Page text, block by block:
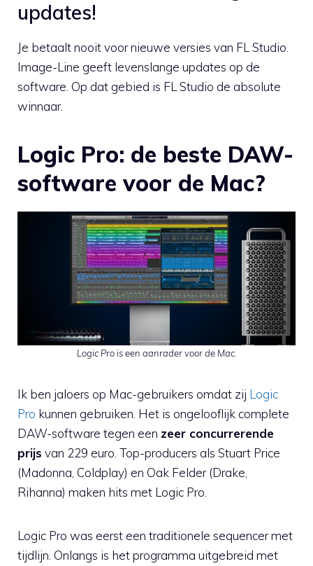
updates!
Je betaalt nooit voor nieuwe versies van FL Studio.
Image-Line geeft levenslange updates op de
software. Op dat gebied is FL Studio de absolute
winnaar.
Logic Pro: de beste DAW-
software voor de Mac?
Logic Pro is een aanrader voor de Mac.
Ik ben jaloers op Mac-gebruikers omdat zij Logic
Pro kunnen gebruiken. Het is ongelooflijk complete
DAW-software tegen een zeer concurrerende
prijs van 229 euro. Top-producers als Stuart Price
(Madonna, Coldplay) en Oak Felder (Drake,
Rihanna) maken hits met Logic Pro.
Logic Pro was eerst een traditionele sequencer met
tijdlijn. Onlangs is het programma uitgebreid met